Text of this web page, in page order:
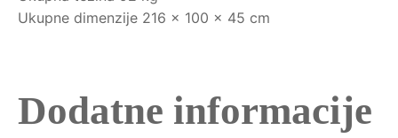
Ukupne dimenzije 216 x 100 x 45 cm
Dodatne informacije